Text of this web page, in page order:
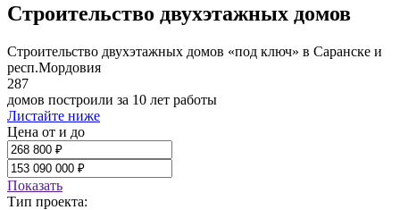
Строительство двухэтажных домов
Строительство двухэтажных домов «под ключ» в Саранске и
респ.Мордовия
287
домов построили за 10 лет работы
Листайте ниже
Цена от и до
Показать
Тип проекта: